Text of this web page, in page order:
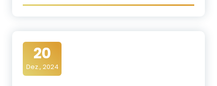
20
Dez., 2024